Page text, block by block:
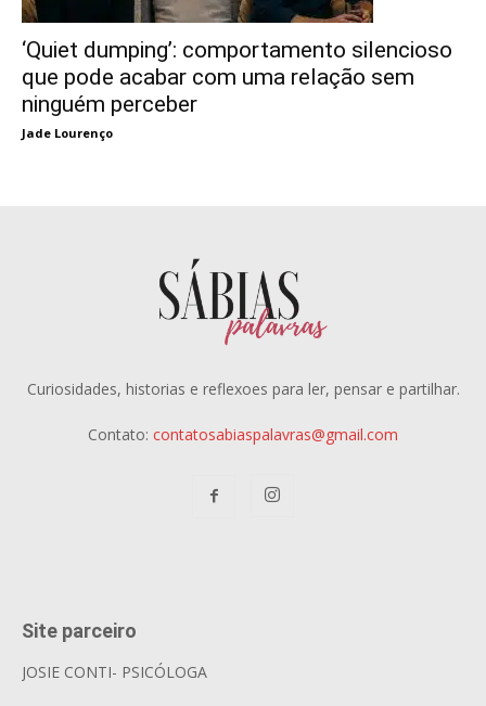
‘Quiet dumping’: comportamento silencioso
que pode acabar com uma relação sem
ninguém perceber
Jade Lourenço
Curiosidades, historias e reflexoes para ler, pensar e partilhar.
Contato: contatosabiaspalavras@gmail.com
Site parceiro
JOSIE CONTI- PSICÓLOGA